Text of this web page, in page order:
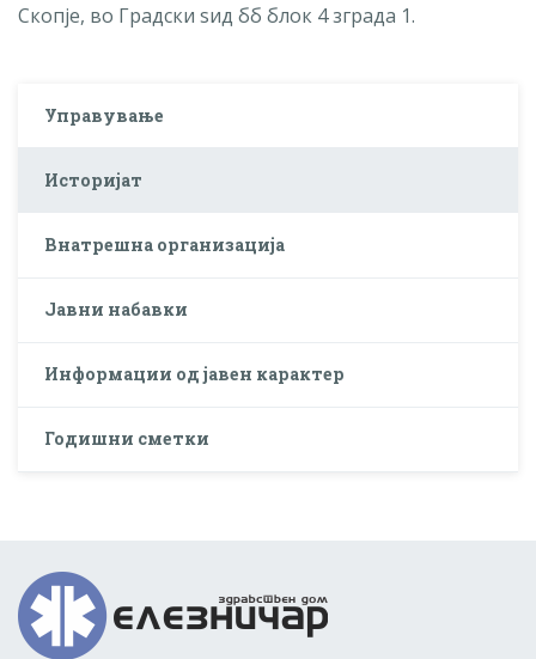
Скопје, во Градски ѕид бб блок 4 зграда 1.
Управување
Историјат
Внатрешна организација
Јавни набавки
Информации од јавен карактер
Годишни сметки